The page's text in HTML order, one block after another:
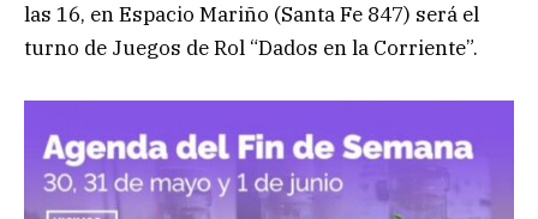
las 16, en Espacio Mariño (Santa Fe 847) será el
turno de Juegos de Rol “Dados en la Corriente”.